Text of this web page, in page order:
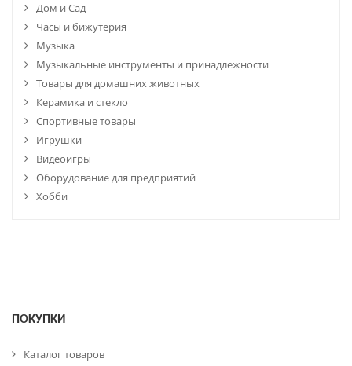
Дом и Сад
Часы и бижутерия
Музыка
Музыкальные инструменты и принадлежности
Товары для домашних животных
Керамика и стекло
Спортивные товары
Игрушки
Видеоигры
Оборудование для предприятий
Хобби
ПОКУПКИ
Каталог товаров